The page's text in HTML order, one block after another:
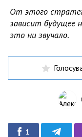
От этого
зависит будущее
это ни звучало.
1